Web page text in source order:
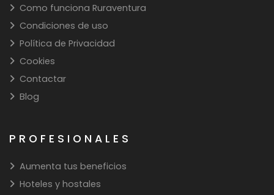
Como funciona Ruraventura
Condiciones de uso
Política de Privacidad
Cookies
Contactar
Blog
PROFESIONALES
Aumenta tus beneficios
Hoteles y hostales